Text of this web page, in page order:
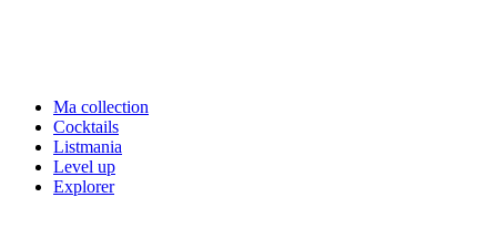
Ma collection
Cocktails
Listmania
Level up
Explorer